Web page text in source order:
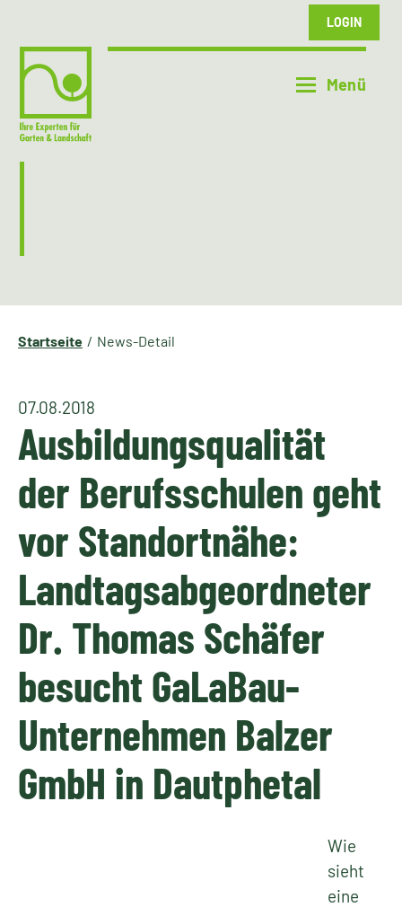
LOGIN
Startseite News-Detail
07.08.2018
Ausbildungsqualität
der Berufsschulen geht
vor Standortnähe:
Landtagsabgeordneter
Dr. Thomas Schäfer
besucht GaLaBau-
Unternehmen Balzer
GmbH in Dautphetal
Wie
sieht
eine